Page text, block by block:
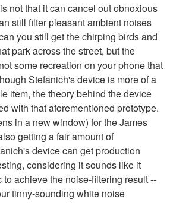
not that it can cancel out obnoxious
still filter pleasant ambient noises
you still get the chirping birds and
park across the street, but the
some recreation on your phone that
Stefanich's device is more of a
item, the theory behind the device
with that aforementioned prototype.
in a new window) for the James
getting a fair amount of
device can get production
considering it sounds like it
achieve the noise-filtering result --
tinny-sounding white noise